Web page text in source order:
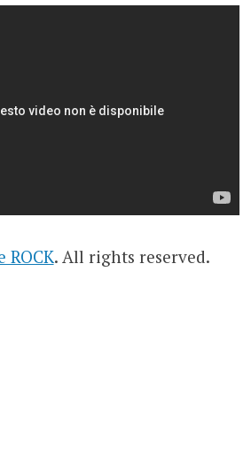
ROCK. All rights reserved.